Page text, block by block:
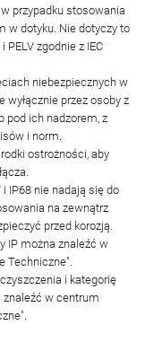
przypadku stosowania
w dotyku. Nie dotyczy to
PELV zgodnie z IEC
niebezpiecznych w
przez osoby z
pod ich nadzorem, z
i norm.
ostrożności, aby
IP68 nie nadają się do
na zewnątrz
przed korozją.
IP można znaleźć w
Techniczne".
i kategorię
w centrum